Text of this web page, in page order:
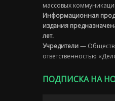
массовых
Информационная
издания
лет.
Учредители—
ответственностью
ПОДПИСКА НА